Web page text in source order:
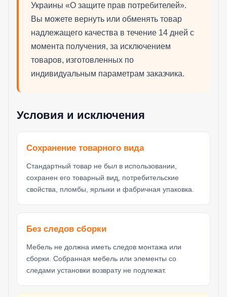
Украины «О защите прав потребителей».
Вы можете вернуть или обменять товар
надлежащего качества в течение 14 дней с
момента получения, за исключением
товаров, изготовленных по
индивидуальным параметрам заказчика.
Условия и исключения
Сохранение товарного вида
Стандартный товар не был в использовании,
сохранен его товарный вид, потребительские
свойства, пломбы, ярлыки и фабричная упаковка.
Без следов сборки
Мебель не должна иметь следов монтажа или
сборки. Собранная мебель или элементы со
следами установки возврату не подлежат.